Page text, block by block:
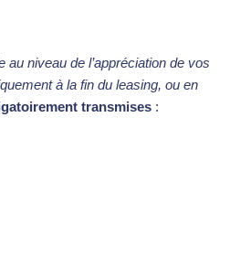
au niveau de l’appréciation de vos
à la fin du leasing, ou en
transmises :